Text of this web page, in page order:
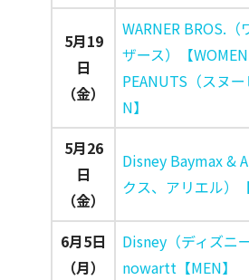
5月19
日
（金）
WARNER BROS.
ザース）【WOMEN
PEANUTS（スヌ
N】
5月26
日
（金）
Disney Baymax &
クス、アリエル）
6月5日
（月）
Disney（ディズニ
nowartt【MEN】